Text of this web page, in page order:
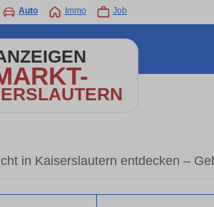
Auto Immo Job
in Kaiserslautern entdecken –